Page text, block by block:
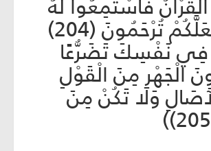
فَاسْتَمِعُوا لَهُ
وَأَنْصِتُوا لَعَلَّكُمْ تُرْحَمُونَ (204)
فِي نَفْسِكَ تَضَرُّعًا
الْجَهْرِ مِنَ الْقَوْلِ
وَلَا تَكُنْ مِنَ